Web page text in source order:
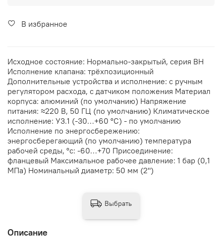
В избранное
Исходное состояние: Нормально-закрытый, серия ВН
Исполнение клапана: трёхпозиционный
Дополнительные устройства и исполнение: с ручным
регулятором расхода, с датчиком положения Материал
корпуса: алюминий (по умолчанию) Напряжение
питания: ≈220 В, 50 ГЦ (по умолчанию) Климатическое
исполнение: У3.1 (-30…+60 °С) - по умолчанию
Исполнение по энергосбережению:
энергосберегающий (по умолчанию) температура
рабочей среды, °с: -60…+70 Присоединение:
фланцевый Максимальное рабочее давление: 1 бар (0,1
МПа) Номинальный диаметр: 50 мм (2")
Описание
Выбрать